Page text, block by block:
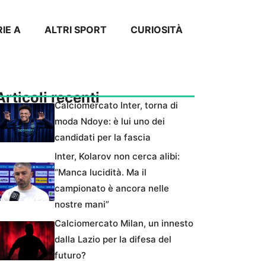
A ALTRI SPORT CURIOSITÀ
recenti
Calciomercato Inter, torna di
moda Ndoye: è lui uno dei
candidati per la fascia
Inter, Kolarov non cerca alibi:
“Manca lucidità. Ma il
campionato è ancora nelle
nostre mani”
Calciomercato Milan, un innesto
dalla Lazio per la difesa del
futuro?